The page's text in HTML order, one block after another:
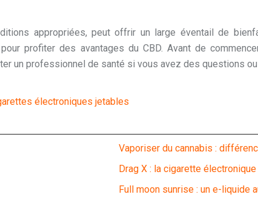
appropriées, peut offrir un large éventail de
profiter des avantages du CBD. Avant de
un professionnel de santé si vous avez des questions
électroniques jetables
Vaporiser du cannabis :
Drag X : la cigarette
Full moon sunrise : un e-liquide